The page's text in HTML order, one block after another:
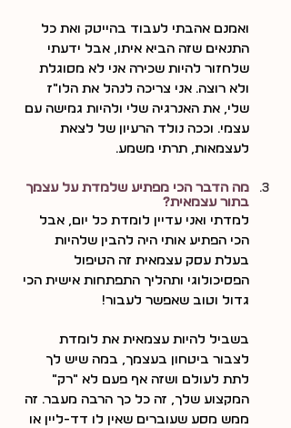
ואמנם אהבתי לעבוד בהייטק ואת כל
התנאים שזה הביא איתו, אבל ידעתי
שלחזור להיות שכירה אני לא מסוגלת
ולא רוצה. אני צריכה לנהל את הלו"ז
שלי, את האנרגיה שלי ולהיות גמישה עם
עצמי. וככה נולד הרעיון של לצאת
לעצמאות, תרתי משמע.
מה הדבר הכי מפתיע שלמדת על עצמך
בתור עצמאית?
למדתי ואני עדיין לומדת כל יום, אבל
הכי הפתיע אותי היה להבין שלהיות
בעלת עסק עצמאית זה הטיפול
הפסיכולוגי ותהליך התפתחות אישית הכי
גדול וטוב שאפשר לעבור!
בשביל להיות עצמאית את לומדת
לצבור ביטחון בעצמך, במה שיש לך
לתת לעולם ושזה אף פעם לא "רק"
המקצוע שלך, זה כל כך הרבה מעבר. זה
ממש מסע שעוברים שאין לו דד-ליין או